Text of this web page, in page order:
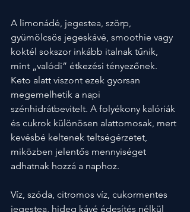
A limonádé, jegestea, szörp,
gyümölcsös jegeskávé, smoothie vagy
koktél sokszor inkább italnak tűnik,
mint „valódi” étkezési tényezőnek.
Keto alatt viszont ezek gyorsan
megemelhetik a napi
szénhidrátbevitelt. A folyékony kalóriák
és cukrok különösen alattomosak, mert
kevésbé keltenek teltségérzetet,
miközben jelentős mennyiséget
adhatnak hozzá a naphoz.
Víz, szóda, citromos víz, cukormentes
jegestea, hideg kávé édesítés nélkül